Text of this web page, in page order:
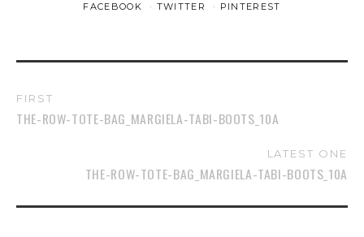
FACEBOOK TWITTER PINTEREST
FIRST
THE-ROW-TOTE-BAG_MARGIELA-TABI-BOOTS_10A
LATEST ONE
THE-ROW-TOTE-BAG_MARGIELA-TABI-BOOTS_10A